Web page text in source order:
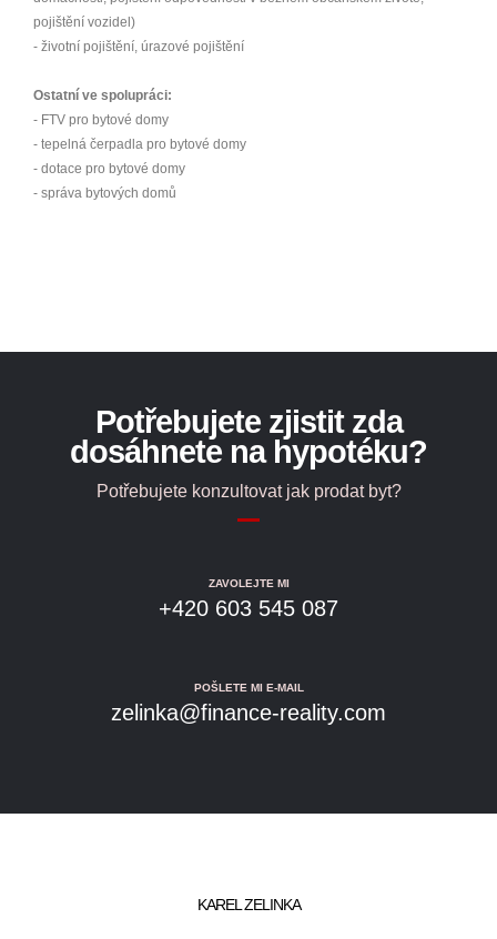
pojištění vozidel)
- životní pojištění, úrazové pojištění
Ostatní ve spolupráci:
- FTV pro bytové domy
- tepelná čerpadla pro bytové domy
- dotace pro bytové domy
- správa bytových domů
Potřebujete zjistit zda
dosáhnete na hypotéku?
Potřebujete konzultovat jak prodat byt?
ZAVOLEJTE MI
+420 603 545 087
POŠLETE MI E-MAIL
zelinka@finance-reality.com
KAREL ZELINKA